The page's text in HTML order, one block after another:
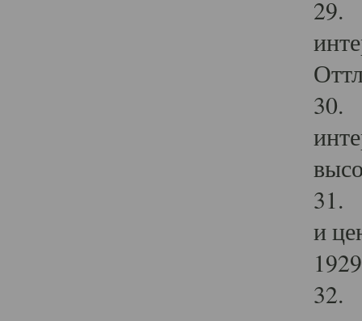
29.
30.
31.
и
32.